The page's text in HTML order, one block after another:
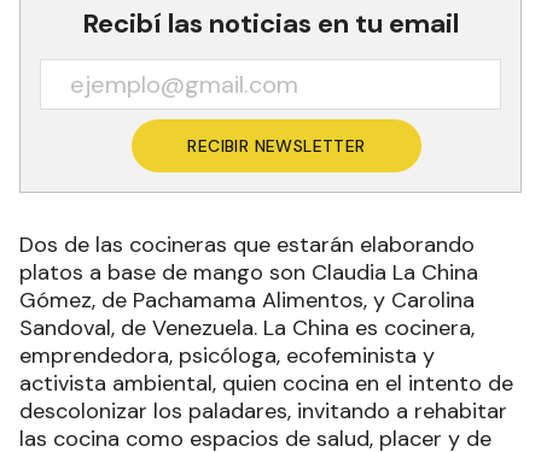
Recibí las noticias en tu email
RECIBIR NEWSLETTER
Dos de las cocineras que estarán elaborando
platos a base de mango son Claudia La China
Gómez, de Pachamama Alimentos, y Carolina
Sandoval, de Venezuela. La China es cocinera,
emprendedora, psicóloga, ecofeminista y
activista ambiental, quien cocina en el intento de
descolonizar los paladares, invitando a rehabitar
las cocina como espacios de salud, placer y de